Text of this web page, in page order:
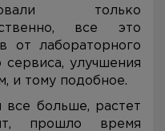
только
все это
от лабораторного
сервиса, улучшения
и тому подобное.
все больше, растет
прошло время